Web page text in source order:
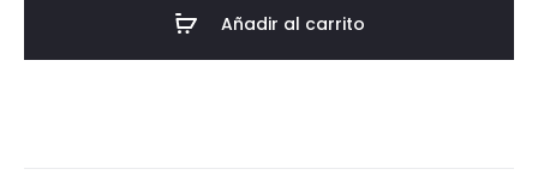
Añadir al carrito